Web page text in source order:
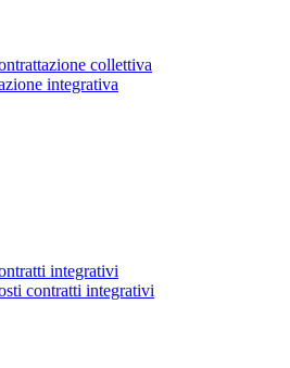
collettiva
integrativa
integrativi
contratti integrativi